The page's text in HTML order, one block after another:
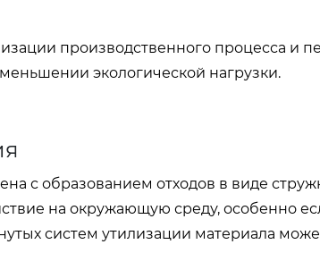
производственного процесса и
экологической нагрузки.
с образованием отходов в виде
на окружающую среду, особенно
систем утилизации материала